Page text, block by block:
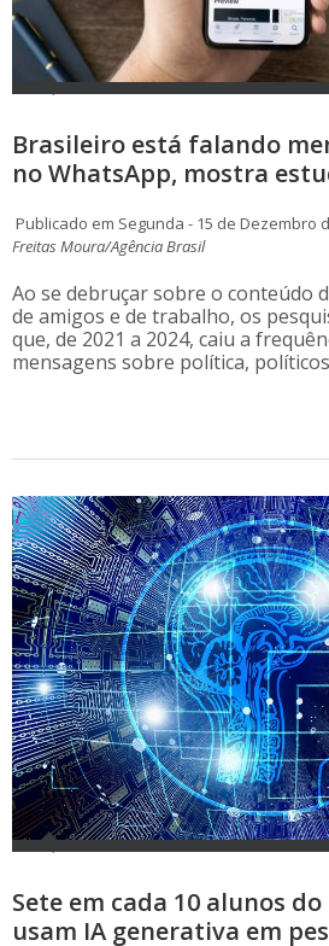
Brasileiro está falando
no WhatsApp, mostra
Publicado em Segunda - 15 de Dezembro
Freitas Moura/Agência Brasil
Ao se debruçar sobre o conteúdo
de amigos e de trabalho, os
que, de 2021 a 2024, caiu a
mensagens sobre política,
Sete em cada 10 alunos
usam IA generativa em